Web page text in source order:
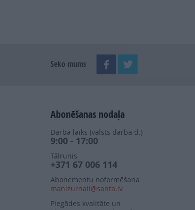
Seko mums
Abonēšanas nodaļa
Darba laiks (valsts darba d.)
9:00 - 17:00
Tālrunis
+371 67 006 114
Abonementu noformēšana
manizurnali@santa.lv
Piegādes kvalitāte un